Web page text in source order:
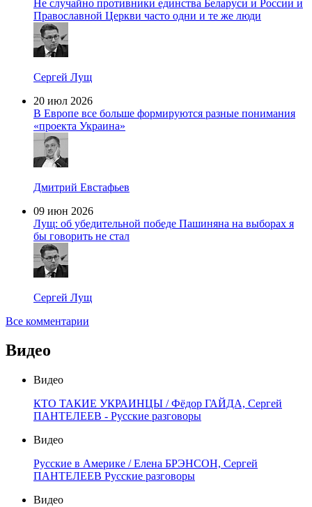
Не случайно противники единства Беларуси и России и
Православной Церкви часто одни и те же люди
Сергей Лущ
20 июл 2026
В Европе все больше формируются разные понимания
«проекта Украина»
Дмитрий Евстафьев
09 июн 2026
Лущ: об убедительной победе Пашиняна на выборах я
бы говорить не стал
Сергей Лущ
Все комментарии
Видео
Видео
КТО ТАКИЕ УКРАИНЦЫ / Фёдор ГАЙДА, Сергей
ПАНТЕЛЕЕВ - Русские разговоры
Видео
Русские в Америке / Елена БРЭНСОН, Сергей
ПАНТЕЛЕЕВ Русские разговоры
Видео